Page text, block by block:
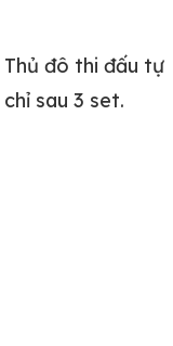
đô thi đấu tự
sau 3 set.